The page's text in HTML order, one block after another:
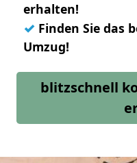
erhalten!
✓ Finden Sie das
Umzug!
blitzschnell